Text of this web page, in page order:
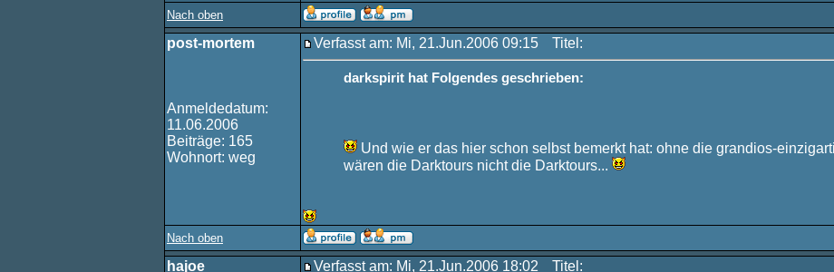
Nach oben
post-mortem
Anmeldedatum:
11.06.2006
Beiträge: 165
Wohnort: weg
Verfasst am: Mi, 21.Jun.2006 09:15 Titel:
darkspirit hat Folgendes geschrieben:
Und wie er das hier schon selbst bemerkt hat: ohne die grandios-
wären die Darktours nicht die Darktours...
Nach oben
hajoe Verfasst am: Mi, 21.Jun.2006 18:02 Titel: